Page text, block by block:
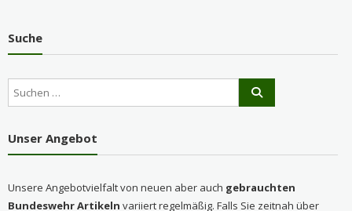
Suche
Unser Angebot
Unsere Angebotvielfalt von neuen aber auch gebrauchten
Bundeswehr Artikeln variiert regelmäßig. Falls Sie zeitnah über